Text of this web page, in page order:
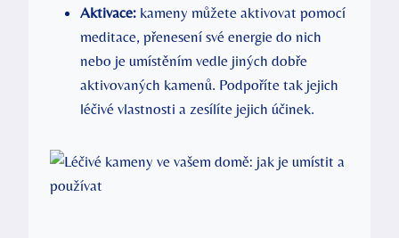
Aktivace: kameny můžete aktivovat pomocí
meditace, přenesení své energie do nich
nebo je umístěním vedle jiných dobře
aktivovaných kamenů. Podpoříte tak jejich
léčivé vlastnosti a zesílíte jejich účinek.